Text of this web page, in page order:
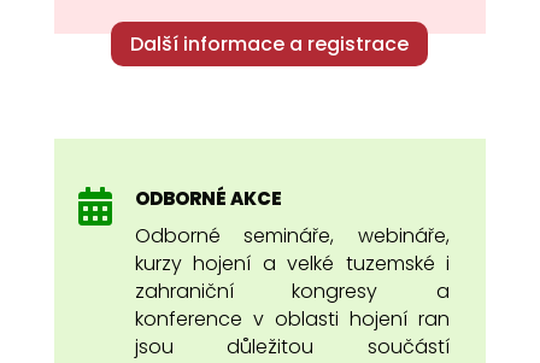
Další informace a registrace
 ODBORNÉ AKCE
Odborné semináře, webináře,
kurzy hojení a velké tuzemské i
zahraniční kongresy a
konference v oblasti hojení ran
jsou důležitou součástí